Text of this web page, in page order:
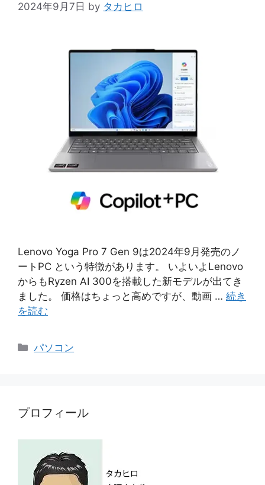
2024年9月7日 by タカヒロ
Lenovo Yoga Pro 7 Gen 9は2024年9月発売のノ
ートPC という特徴があります。 いよいよLenovo
からもRyzen AI 300を搭載した新モデルが出てき
ました。 価格はちょっと高めですが、動画 … 続き
を読む
カ
パソコン
プロフィール